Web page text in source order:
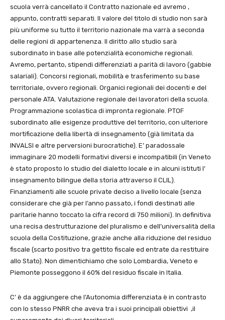
scuola verrà cancellato il Contratto nazionale ed avremo ,
appunto, contratti separati. Il valore del titolo di studio non sarà
più uniforme su tutto il territorio nazionale ma varrà a seconda
delle regioni di appartenenza. Il diritto allo studio sarà
subordinato in base alle potenzialità economiche regionali.
Avremo, pertanto, stipendi differenziati a parità di lavoro (gabbie
salariali). Concorsi regionali, mobilità e trasferimento su base
territoriale, ovvero regionali. Organici regionali dei docenti e del
personale ATA. Valutazione regionale dei lavoratori della scuola.
Programmazione scolastica di impronta regionale. PTOF
subordinato alle esigenze produttive del territorio, con ulteriore
mortificazione della libertà di insegnamento (già limitata da
INVALSI e altre perversioni burocratiche). E’ paradossale
immaginare 20 modelli formativi diversi e incompatibili (in Veneto
è stato proposto lo studio del dialetto locale e in alcuni istituti l’
insegnamento bilingue della storia attraverso il CLIL).
Finanziamenti alle scuole private deciso a livello locale (senza
considerare che già per l’anno passato, i fondi destinati alle
paritarie hanno toccato la cifra record di 750 milioni). In definitiva
una recisa destrutturazione del pluralismo e dell’universalità della
scuola della Costituzione, grazie anche alla riduzione del residuo
fiscale (scarto positivo tra gettito fiscale ed entrate da restituire
allo Stato). Non dimentichiamo che solo Lombardia, Veneto e
Piemonte posseggono il 60% del residuo fiscale in Italia.
C’ è da aggiungere che l’Autonomia differenziata è in contrasto
con lo stesso PNRR che aveva tra i suoi principali obiettivi ,il